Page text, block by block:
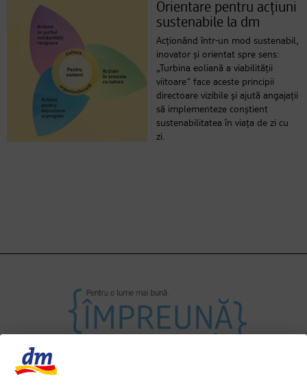
Orientare pentru acțiuni
sustenabile la dm
Acționând într-un mod sustenabil,
inovator și orientat spre sens:
„Turbina eoliană a viabilității
viitoare” face aceste principii
directoare vizibile și ajută angajații
să implementeze conștient
sustenabilitatea în viața de zi cu
zi.